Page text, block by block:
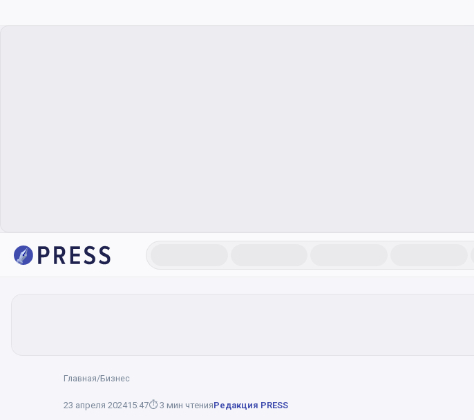
Главная/Бизнес
23 апреля 202415:47⏱ 3 мин чтенияРедакция PRESS